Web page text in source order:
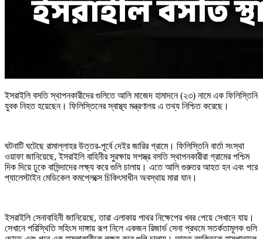
ইসরাইলি বসতি স্থাপনকারীদের গুলিতে আলি মাজেদ হামাদনে (২৩) নামে এক ফিলিস্তিনি
যুবক নিহত হয়েছেন। ফিলিস্তিনের স্বাস্থ্য মন্ত্রণালয় এ তথ্য নিশ্চিত করেছে।
ঘটনাটি ঘটেছে রামাল্লাহর উত্তর-পূর্বে দেইর জারির গ্রামে। ফিলিস্তিনি বার্তা সংস্থা
ওয়াফা জানিয়েছে, ইসরাইলি বাহিনীর সুরক্ষায় সশস্ত্র বসতি স্থাপনকারীরা গ্রামের পশ্চিম
দিক দিয়ে ঢুকে বাসিন্দাদের লক্ষ্য করে গুলি চালায়। এতে আলি গুরুতর আহত হন এবং পরে
প্যালেস্টাইন মেডিকেল কমপ্লেক্সে চিকিৎসাধীন অবস্থায় মারা যান।
ইসরাইলি সেনাবাহিনী জানিয়েছে, তারা এলাকায় পাথর নিক্ষেপের খবর পেয়ে সেখানে যায়।
সেখানে পরিস্থিতি সহিংস দাঙ্গায় রূপ নিলে একজন রিজার্ভ সেনা প্রথমে সতর্কতামূলক গুলি